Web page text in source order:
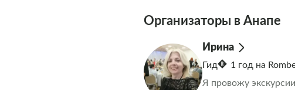
Организаторы в Анапе
Ирина
Гид
1 год на
Я провожу